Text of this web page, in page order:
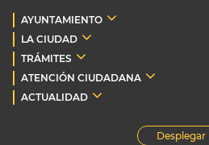
AYUNTAMIENTO
LA CIUDAD
TRÁMITES
ATENCIÓN CIUDADANA
ACTUALIDAD
Desplegar